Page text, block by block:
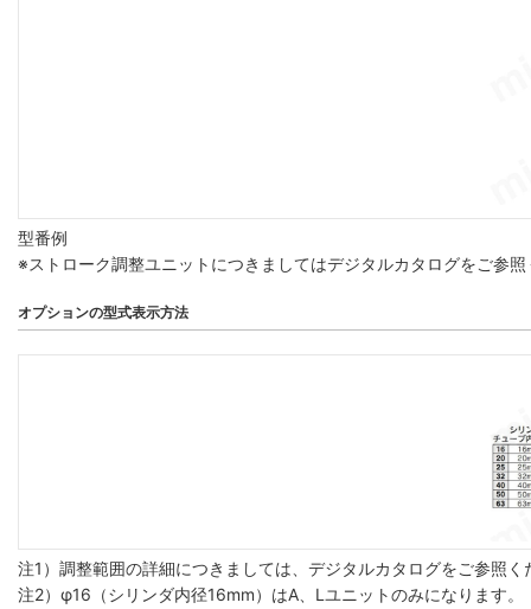
型番例
※ストローク調整ユニットにつきましてはデジタルカタログをご参照
オプションの型式表示方法
注1）調整範囲の詳細につきましては、デジタルカタログをご参照く
注2）φ16（シリンダ内径16mm）はA、Lユニットのみになります。